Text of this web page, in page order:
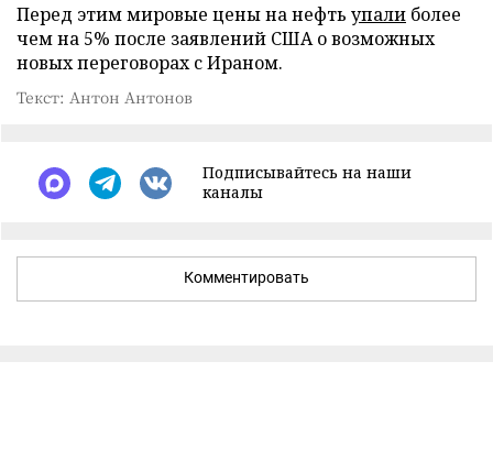
Перед этим мировые цены на нефть упали более
чем на 5% после заявлений США о возможных
новых переговорах с Ираном.
Текст: Антон Антонов
Подписывайтесь на наши
каналы
Комментировать